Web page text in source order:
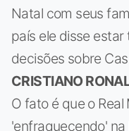
Natal com seus
país ele disse
decisões sobre
CRISTIANO
O fato é que o
'enfraquecendo' na